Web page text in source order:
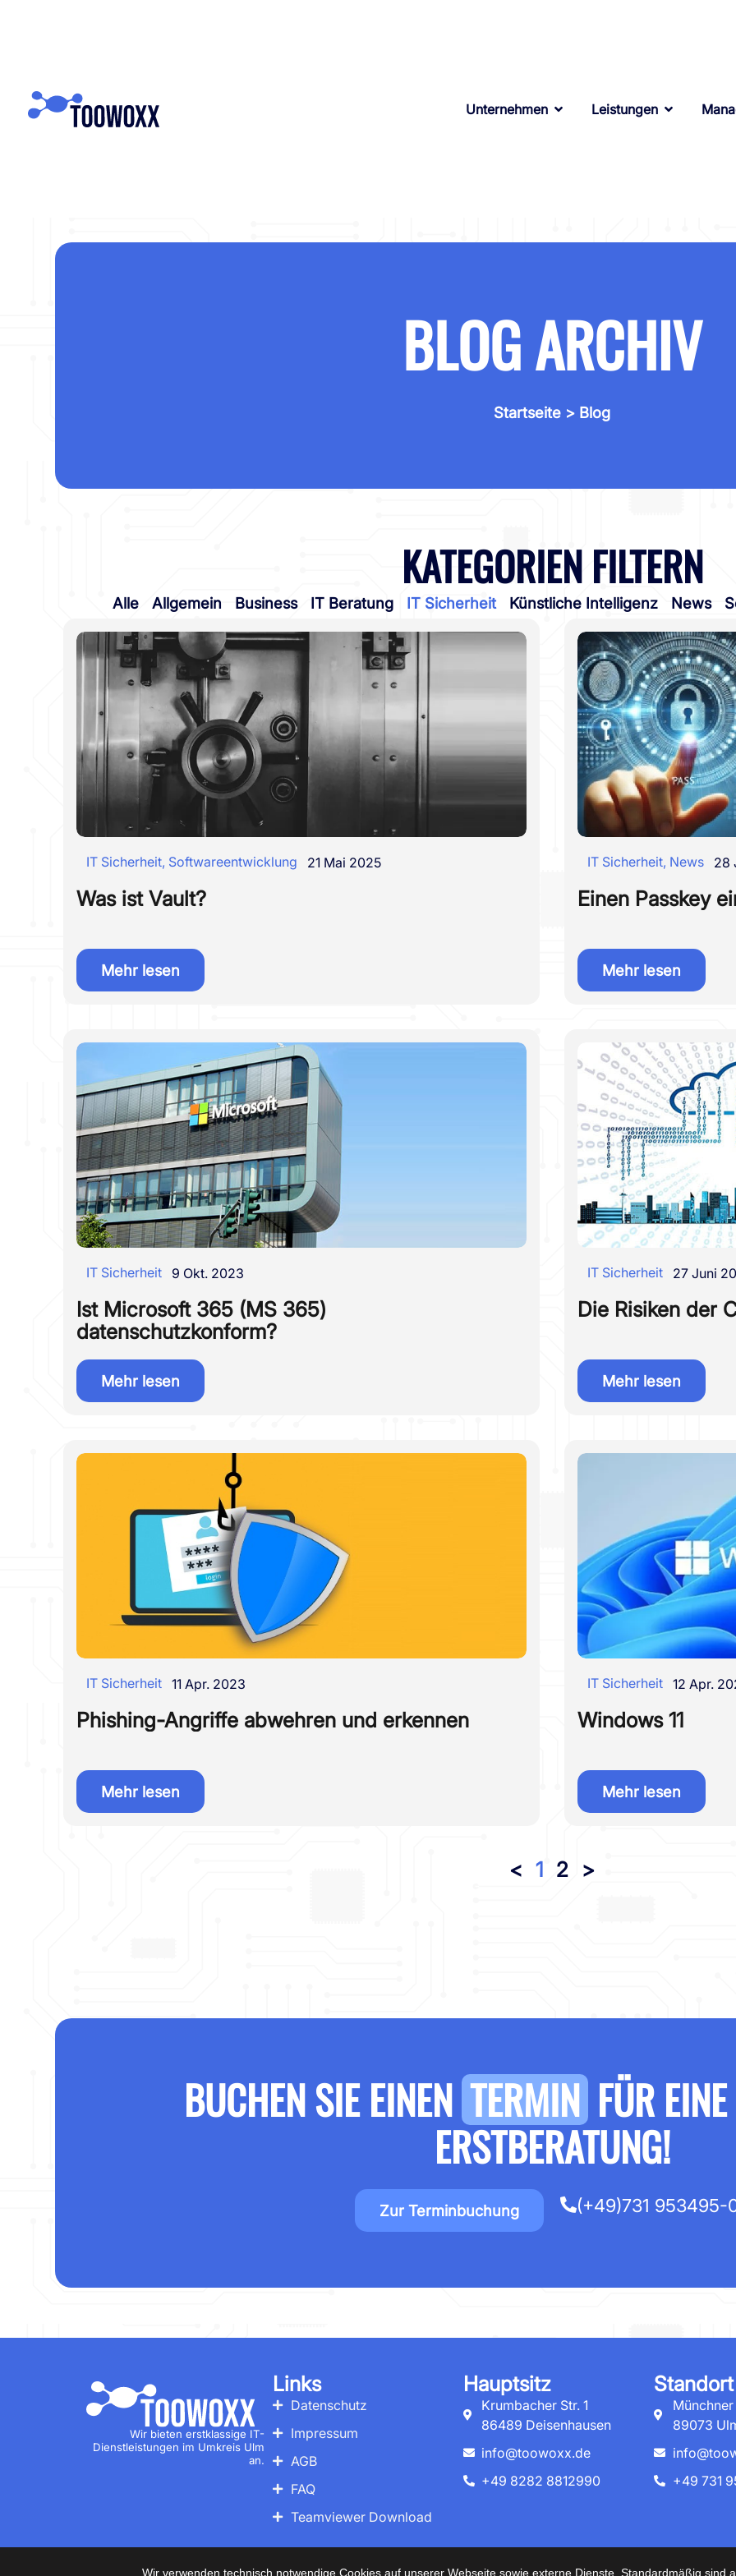
Unternehmen Leistungen
BLOG ARCHIV
Startseite > Blog
KATEGORIEN FILTERN
Allgemein Business IT Beratung IT Sicherheit Künstliche Intelligenz News
Alle
IT Sicherheit, Softwareentwicklung 21 Mai 2025
Was ist Vault?
Mehr lesen
IT Sicherheit, News 28
Einen Passkey
Mehr lesen
IT Sicherheit 9 Okt. 2023
Ist Microsoft 365 (MS 365)
datenschutzkonform?
Mehr lesen
IT Sicherheit 27 Juni
Die Risiken der
Mehr lesen
IT Sicherheit 11 Apr. 2023
Phishing-Angriffe abwehren und erkennen
Mehr lesen
IT Sicherheit 12 Apr.
Windows 11
Mehr lesen
< 1 2 >
BUCHEN SIE EINEN TERMINFÜR EINE
ERSTBERATUNG!
Zur Terminbuchung (+49)731 953495-
Wir bieten erstklassige IT-
Dienstleistungen im Umkreis Ulm
an.
Links
Datenschutz
Impressum
AGB
FAQ
Teamviewer Download
Hauptsitz
Krumbacher Str. 1
86489 Deisenhausen
info@toowoxx.de
+49 8282 8812990
Münchner
89073
+49 731
Wir verwenden technisch notwendige Cookies auf unserer Webseite sowie externe Dienste. Standardmäßig sind